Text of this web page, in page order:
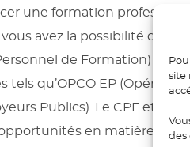
site
des
une formation
vous avez la possibilité
de Formation) ou
tels qu’OPCO EP
Publics). Le CPF et les
en matière de